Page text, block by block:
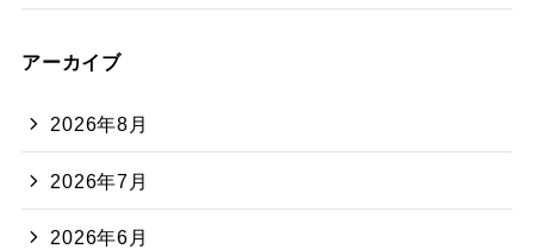
アーカイブ
2026年8月
2026年7月
2026年6月